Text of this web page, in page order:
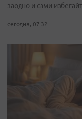
заодно и сами
сегодня, 07:32